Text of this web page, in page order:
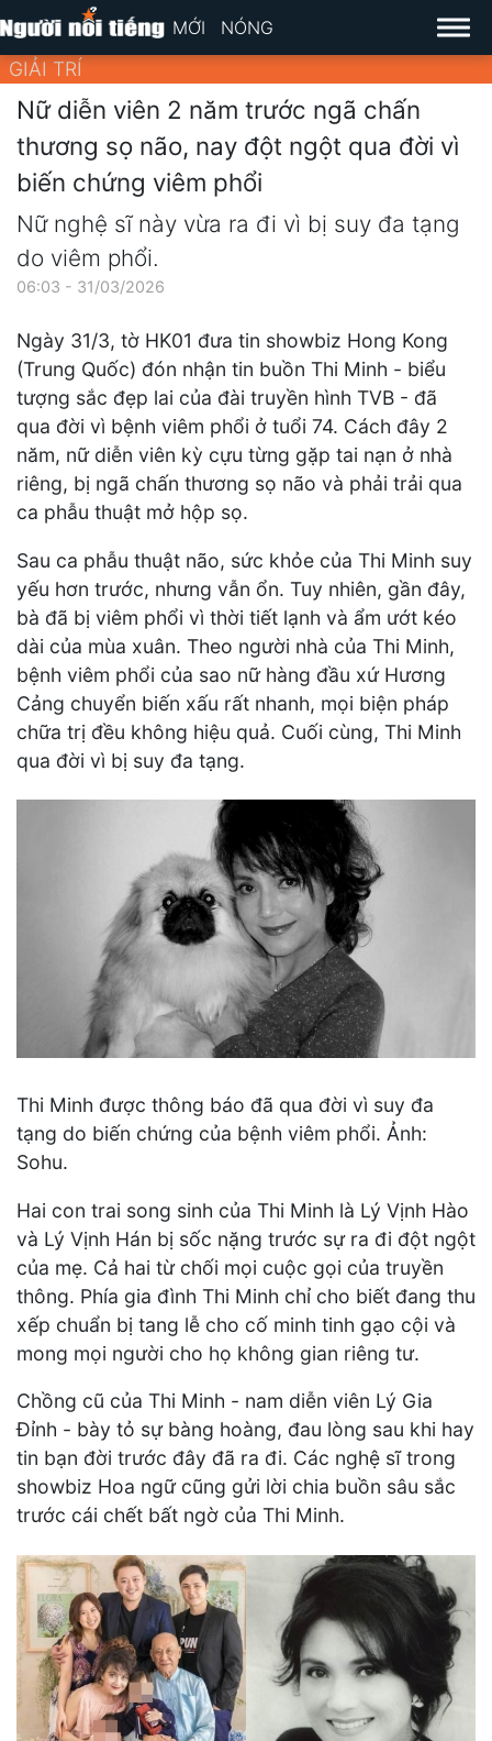
MỚI NÓNG
GIẢI TRÍ
Nữ diễn viên 2 năm trước ngã chấn
thương sọ não, nay đột ngột qua đời vì
biến chứng viêm phổi
Nữ nghệ sĩ này vừa ra đi vì bị suy đa tạng
do viêm phổi.
06:03 - 31/03/2026
Ngày 31/3, tờ HK01 đưa tin showbiz Hong Kong
(Trung Quốc) đón nhận tin buồn Thi Minh - biểu
tượng sắc đẹp lai của đài truyền hình TVB - đã
qua đời vì bệnh viêm phổi ở tuổi 74. Cách đây 2
năm, nữ diễn viên kỳ cựu từng gặp tai nạn ở nhà
riêng, bị ngã chấn thương sọ não và phải trải qua
ca phẫu thuật mở hộp sọ.
Sau ca phẫu thuật não, sức khỏe của Thi Minh suy
yếu hơn trước, nhưng vẫn ổn. Tuy nhiên, gần đây,
bà đã bị viêm phổi vì thời tiết lạnh và ẩm ướt kéo
dài của mùa xuân. Theo người nhà của Thi Minh,
bệnh viêm phổi của sao nữ hàng đầu xứ Hương
Cảng chuyển biến xấu rất nhanh, mọi biện pháp
chữa trị đều không hiệu quả. Cuối cùng, Thi Minh
qua đời vì bị suy đa tạng.
Thi Minh được thông báo đã qua đời vì suy đa
tạng do biến chứng của bệnh viêm phổi. Ảnh:
Sohu.
Hai con trai song sinh của Thi Minh là Lý Vịnh Hào
và Lý Vịnh Hán bị sốc nặng trước sự ra đi đột ngột
của mẹ. Cả hai từ chối mọi cuộc gọi của truyền
thông. Phía gia đình Thi Minh chỉ cho biết đang thu
xếp chuẩn bị tang lễ cho cố minh tinh gạo cội và
mong mọi người cho họ không gian riêng tư.
Chồng cũ của Thi Minh - nam diễn viên Lý Gia
Đỉnh - bày tỏ sự bàng hoàng, đau lòng sau khi hay
tin bạn đời trước đây đã ra đi. Các nghệ sĩ trong
showbiz Hoa ngữ cũng gửi lời chia buồn sâu sắc
trước cái chết bất ngờ của Thi Minh.